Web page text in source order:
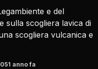
e del
sulla scogliera lavica di
scogliera vulcanica e
1 anno fa